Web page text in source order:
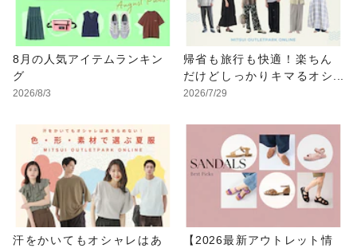
8月の人気アイテムランキン
グ
2026/8/3
帰省も旅行も快適！楽ちん
だけどしっかりキマるオシ
ャレウェア特集
2026/7/29
汗をかいてもオシャレはあ
【2026最新アウトレット情